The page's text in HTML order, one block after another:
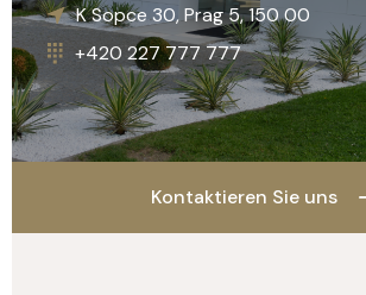
K Sopce 30, Prag 5, 150 00
+420 227 777 777
+1
Kontaktieren Sie uns